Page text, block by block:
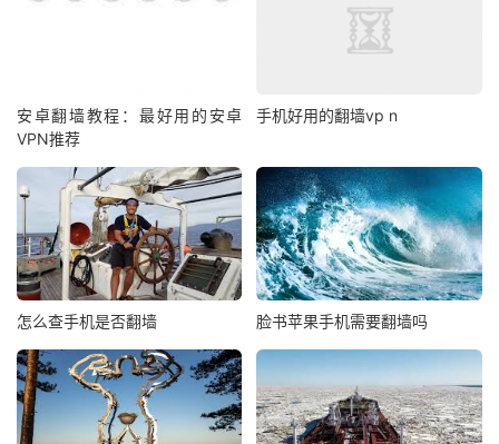
安卓翻墙教程：最好用的安卓
VPN推荐
手机好用的翻墙vp n
怎么查手机是否翻墙 脸书苹果手机需要翻墙吗